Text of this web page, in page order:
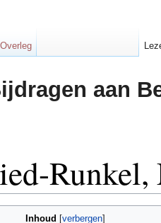
aan
Runkel,
Inhoud verbergen
Overleg